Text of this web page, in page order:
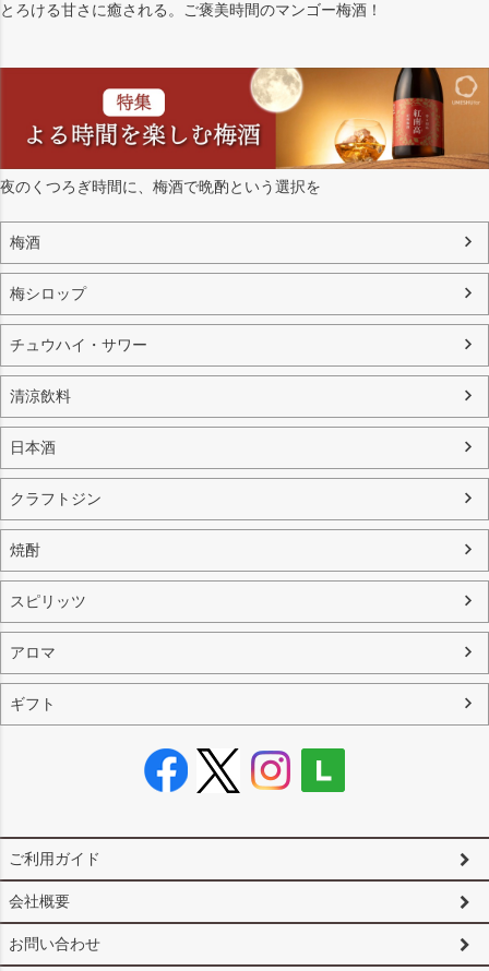
とろける甘さに癒される。ご褒美時間のマンゴー梅酒！
夜のくつろぎ時間に、梅酒で晩酌という選択を
梅酒
梅シロップ
チュウハイ・サワー
清涼飲料
日本酒
クラフトジン
焼酎
スピリッツ
アロマ
ギフト
ご利用ガイド
会社概要
お問い合わせ